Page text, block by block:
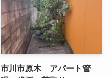
市川市原木 アパート管